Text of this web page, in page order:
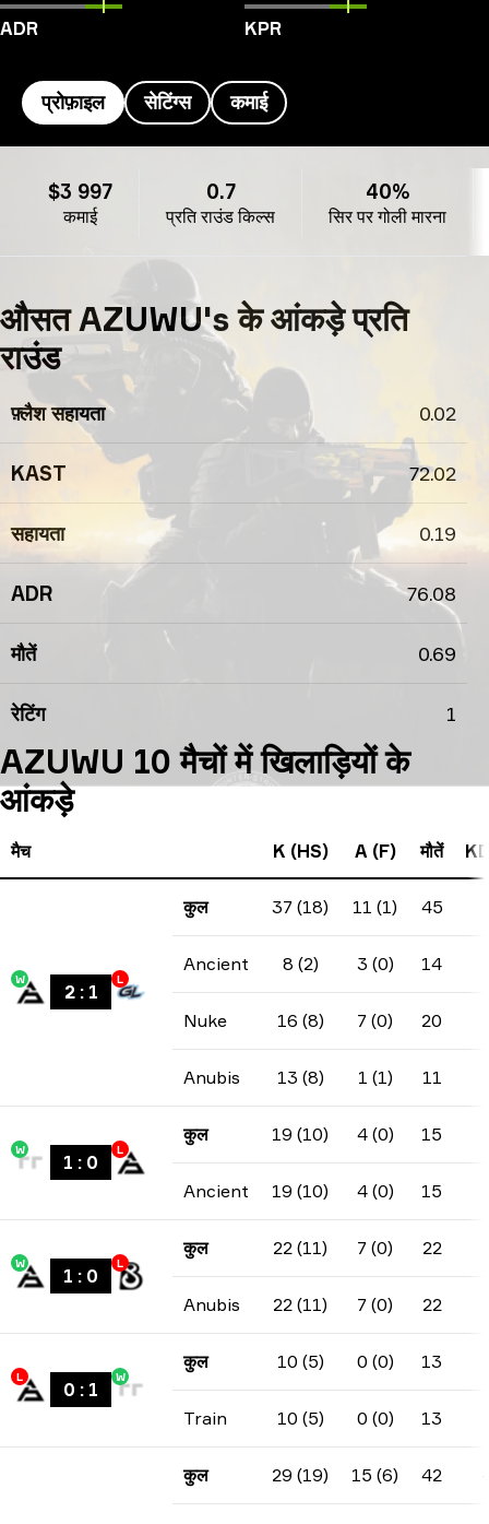
ADR KPR
प्रोफ़ाइल सेटिंग्स कमाई
कमाई
$3 997
प्रति राउंड किल्स
0.7
सिर पर गोली मारना
40%
औसत AZUWU's के आंकड़े प्रति
राउंड
फ़्लैश सहायता 0.02
KAST 72.02
सहायता 0.19
ADR 76.08
मौतें 0.69
रेटिंग 1
AZUWU 10 मैचों में खिलाड़ियों के
आंकड़े
मैच K (HS) A (F) मौतें
W
2: 1
L
कुल 37 (18) 11 (1) 45
Ancient 8 (2) 3 (0) 14
Nuke 16 (8) 7 (0) 20
Anubis 13 (8) 1 (1) 11
W
1 : 0
L
कुल 19 (10) 4 (0) 15
Ancient 19 (10) 4 (0) 15
W
1 : 0
L
कुल 22 (11) 7 (0) 22
Anubis 22 (11) 7 (0) 22
L
0 : 1
W
कुल 10 (5) 0 (0) 13
Train 10 (5) 0 (0) 13
कुल 29 (19) 15 (6) 42